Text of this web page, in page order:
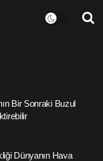
Bir Sonraki Buzul
Dünyanın Hava